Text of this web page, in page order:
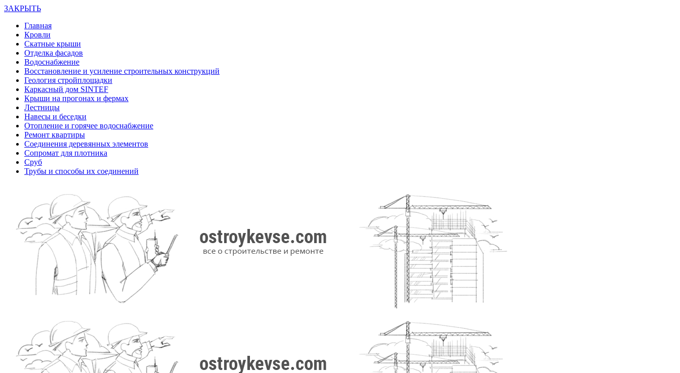
ЗАКРЫТЬ
Главная
Кровли
Скатные крыши
Отделка фасадов
Водоснабжение
Восстановление и усиление строительных конструкций
Геология стройплощадки
Каркасный дом SINTEF
Крыши на прогонах и фермах
Лестницы
Навесы и беседки
Отопление и горячее водоснабжение
Ремонт квартиры
Соединения деревянных элементов
Сопромат для плотника
Сруб
Трубы и способы их соединений